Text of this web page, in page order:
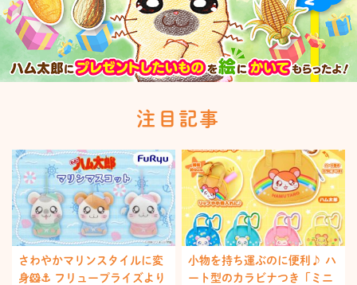
注目記事
さわやかマリンスタイルに変
身🐹⚓️ フリュープライズより
小物を持ち運ぶのに便利♪ ハ
ート型のカラビナつき「ミニ